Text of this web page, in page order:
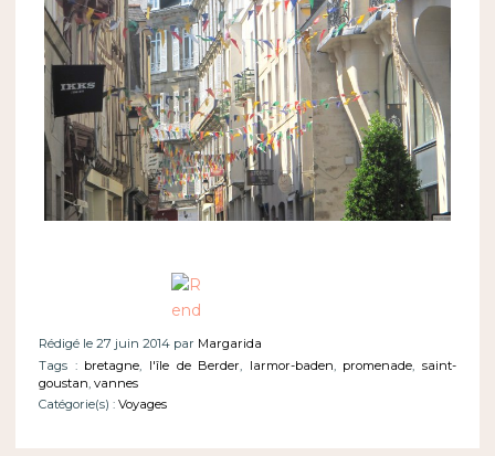
Rédigé le 27 juin 2014 par Margarida
Tags : bretagne l'île de Berder larmor-baden promenade ,saint-
goustan vannes
Catégorie(s) : Voyages